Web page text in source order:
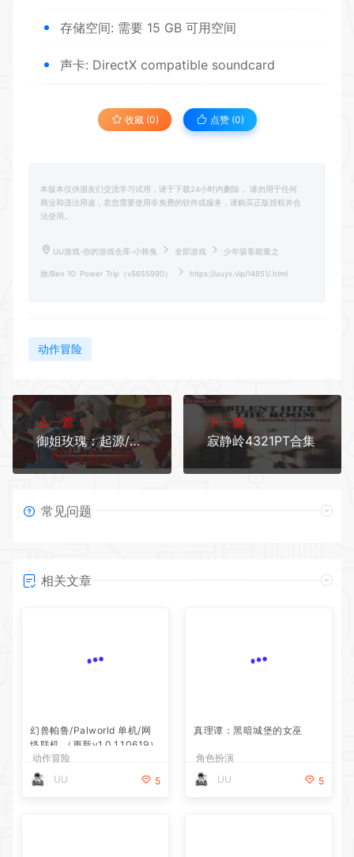
存储空间: 需要 15 GB 可用空间
声卡: DirectX compatible soundcard
收藏 (0) 点赞 (0)
本版本仅供朋友们交流学习试用，请于下载24小时内删除， 请勿用于任何
商业和违法用途，若您需要使用非免费的软件或服务，请购买正版授权并合
法使用。
UU游戏-你的游戏仓库-小韩兔 全部游戏 少年骇客能量之
旅/Ben 10: Power Trip（v5655990） https://uuyx.vip/14851/.html
动作冒险
上一篇：
御姐玫瑰：起源/Onee Chanbara ORIGIN（v1.04-Build20210407豪华版）
下一篇：
寂静岭4321PT合集
常见问题
相关文章
幻兽帕鲁/Palworld 单机/网
络联机 （更新v1.0.1.10619）
动作冒险
UU
5
真理谭：黑暗城堡的女巫
角色扮演
UU
5